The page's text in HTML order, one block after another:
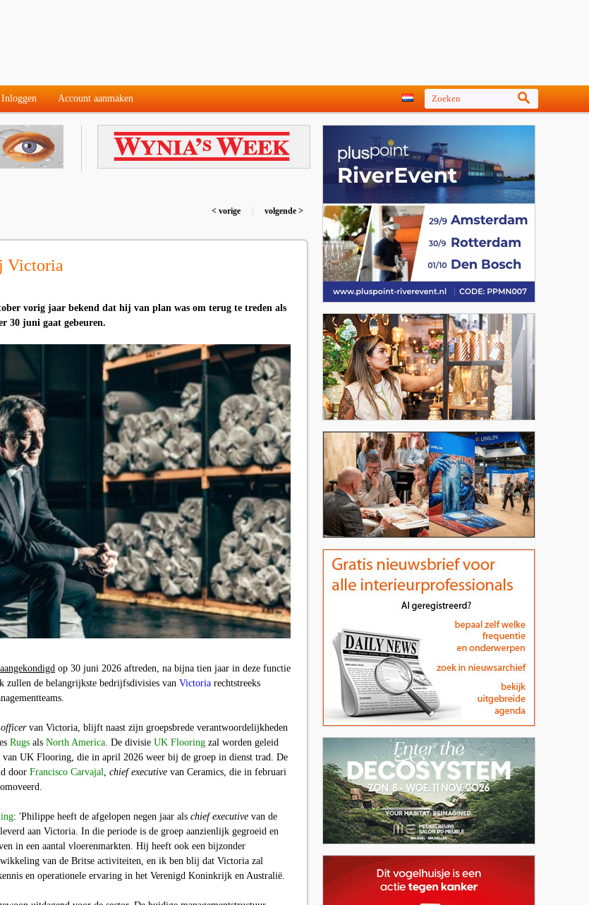
Inloggen Account aanmaken
< vorige volgende >
Victoria
vorig jaar bekend dat hij van plan was om terug te treden als
30 juni gaat gebeuren.
op 30 juni 2026 aftreden, na bijna tien jaar in deze functie
zullen de belangrijkste bedrijfsdivisies van Victoria rechtstreeks
van Victoria, blijft naast zijn groepsbrede verantwoordelijkheden
Rugs als North America. De divisie UK Flooring zal worden geleid
van UK Flooring, die in april 2026 weer bij de groep in dienst trad. De
door Francisco Carvajal, chief executive van Ceramics, die in februari
: 'Philippe heeft de afgelopen negen jaar als chief executive van de
aan Victoria. In die periode is de groep aanzienlijk gegroeid en
in een aantal vloerenmarkten. Hij heeft ook een bijzonder
van de Britse activiteiten, en ik ben blij dat Victoria zal
en operationele ervaring in het Verenigd Koninkrijk en Australië.